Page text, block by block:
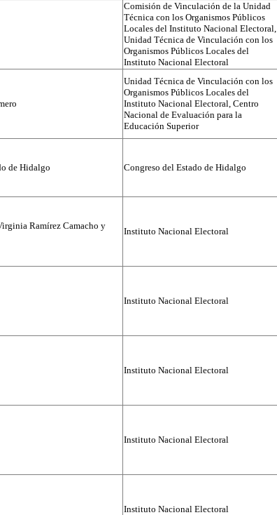
Comisión de Vinculación de la Unidad
Técnica con los Organismos Públicos
Locales del Instituto Nacional Electoral,
Unidad Técnica de Vinculación con los
Organismos Públicos Locales del
Instituto Nacional Electoral
Unidad Técnica de Vinculación con los
Organismos Públicos Locales del
Instituto Nacional Electoral, Centro
Nacional de Evaluación para la
Educación Superior
de Hidalgo Congreso del Estado de Hidalgo
Ramírez Camacho y
Instituto Nacional Electoral
Instituto Nacional Electoral
Instituto Nacional Electoral
Instituto Nacional Electoral
Instituto Nacional Electoral